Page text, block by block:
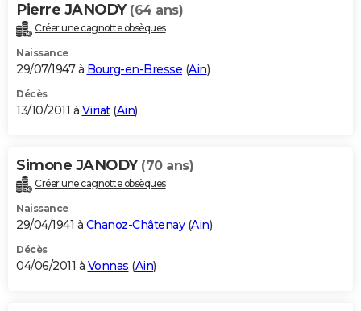
Pierre JANODY (64 ans)
Créer une cagnotte obsèques
Naissance
29/07/1947 à Bourg-en-Bresse (Ain)
Décès
13/10/2011 à Viriat(Ain)
Simone JANODY (70 ans)
Créer une cagnotte obsèques
Naissance
29/04/1941 à Chanoz-Châtenay(Ain)
Décès
04/06/2011 à Vonnas (Ain)